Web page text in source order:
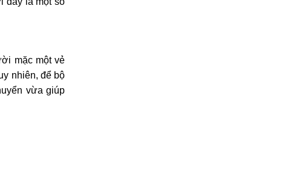
mặc một vẻ
nhiên, để bộ
vừa giúp